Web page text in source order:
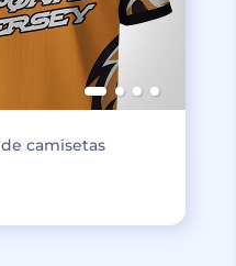
camisetas